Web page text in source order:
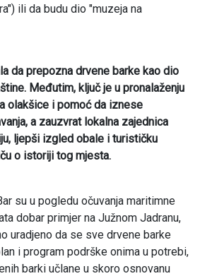
ili da budu dio "muzeja na
da prepozna drvene barke kao dio
Međutim, ključ je u pronalaženju
olakšice i pomoć da iznese
a zauzvrat lokalna zajednica
ljepši izgled obale i turističku
o istoriji tog mjesta.
su u pogledu očuvanja maritimne
dobar primjer na Južnom Jadranu,
uradjeno da se sve drvene barke
i program podrške onima u potrebi,
barki učlane u skoro osnovanu